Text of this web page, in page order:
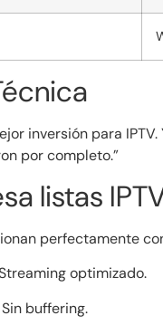
inversión para
por completo.”
listas
perfectamente
optimizado.
buffering.